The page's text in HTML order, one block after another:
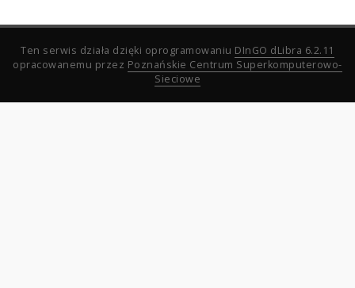
Ten serwis działa dzięki oprogramowaniu DInGO dLibra 6.2.11
opracowanemu przez Poznańskie Centrum Superkomputerowo-
Sieciowe